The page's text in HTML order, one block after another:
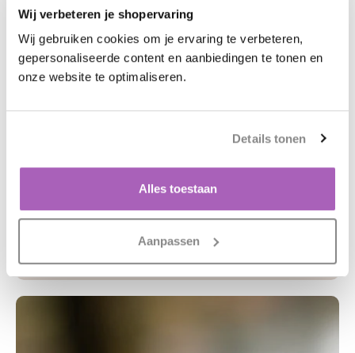
Wij verbeteren je shopervaring
Wij gebruiken cookies om je ervaring te verbeteren,
gepersonaliseerde content en aanbiedingen te tonen en
onze website te optimaliseren.
Details tonen
Alles toestaan
Aanpassen
Jouw look in natuurlijke
Onze minerale make-up geeft een egale, stralende teint
zonder je huid te verstoppen. Licht, ademend en ideaal